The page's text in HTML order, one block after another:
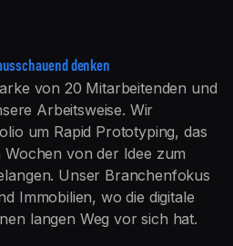
denken
von 20 Mitarbeitenden und
Arbeitsweise. Wir
um Rapid Prototyping, das
von der Idee zum
Unser Branchenfokus
Immobilien, wo die digitale
langen Weg vor sich hat.